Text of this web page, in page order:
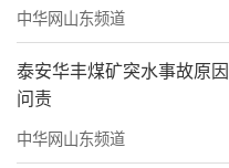
海工装备、渔业养殖
舶、生物医药、海
者更直观地、沉浸式
中华网山东频道
泰安华丰煤矿突水事故原
问责
中华网山东频道